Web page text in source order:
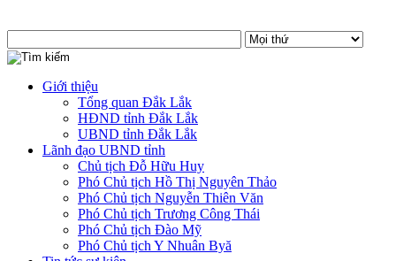
Giới thiệu
Tổng quan Đắk Lắk
HĐND tỉnh Đắk Lắk
UBND tỉnh Đắk Lắk
Lãnh đạo UBND tỉnh
Chủ tịch Đỗ Hữu Huy
Phó Chủ tịch Hồ Thị Nguyên Thảo
Phó Chủ tịch Nguyễn Thiên Văn
Phó Chủ tịch Trương Công Thái
Phó Chủ tịch Đào Mỹ
Phó Chủ tịch Y Nhuân Byă